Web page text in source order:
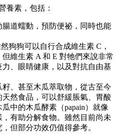
養素，包括：
道蠕動，預防便祕，同時也能
狗狗可以自行合成維生素 C，
維生素 A 和 E 對牠們來說非常
、眼睛健康，以及對抗自由基
、甚至木瓜萃取物，從古至今
然食品，可以舒緩脹氣、胃酸
中的木瓜酵素（papain）就像
有助分解食物。雖然目前尚未
但部分功效仍值得參考。